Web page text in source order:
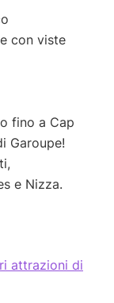
con viste
fino a Cap
Garoupe!
e Nizza.
attrazioni di